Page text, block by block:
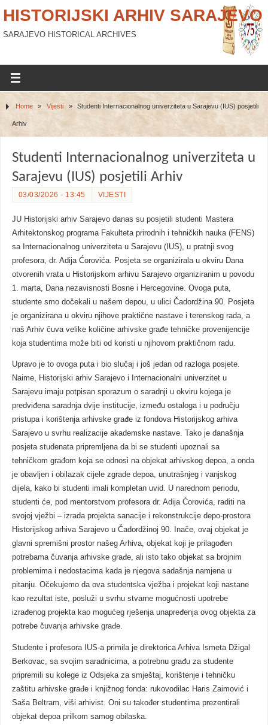
HISTORIJSKI ARHIV SARAJEVO
SARAJEVO HISTORICAL ARCHIVES
Home » Vijesti » Studenti Internacionalnog univerziteta u Sarajevu (IUS) posjetili
Arhiv
Studenti Internacionalnog univerziteta u
Sarajevu (IUS) posjetili Arhiv
03/03/2026 - 13:45 VIJESTI
JU Historijski arhiv Sarajevo danas su posjetili studenti Mastera
Arhitektonskog programa Fakulteta prirodnih i tehničkih nauka (FENS)
sa Internacionalnog univerziteta u Sarajevu (IUS), u pratnji svog
profesora, dr. Adija Ćorovića. Posjeta se organizirala u okviru Dana
otvorenih vrata u Historijskom arhivu Sarajevo organiziranim u povodu
1. marta, Dana nezavisnosti Bosne i Hercegovine. Ovoga puta,
studente smo dočekali u našem depou, u ulici Čadordžina 90. Posjeta
je organizirana u okviru njihove praktične nastave i terenskog rada, a
naš Arhiv čuva velike količine arhivske građe tehničke provenijencije
koja studentima može biti od koristi u njihovom praktičnom radu.
Upravo je to ovoga puta i bio slučaj i još jedan od razloga posjete.
Naime, Historijski arhiv Sarajevo i Internacionalni univerzitet u
Sarajevu imaju potpisan sporazum o saradnji u okviru kojega je
predviđena saradnja dvije institucije, između ostaloga i u području
pristupa i korištenja arhivske građe iz fondova Historijskog arhiva
Sarajevo u svrhu realizacije akademske nastave. Tako je današnja
posjeta studenata pripremljena da bi se studenti upoznali sa
tehničkom građom koja se odnosi na objekat arhivskog depoa, a onda
je obavljen i obilazak cijele zgrade depoa, unutrašnjeg i vanjskog
dijela, kako bi studenti imali kompletan uvid. U narednom periodu,
studenti će, pod mentorstvom profesora dr. Adija Ćorovića, raditi na
svojoj vježbi – izrada projekta sanacije i rekonstrukcije depo-prostora
Historijskog arhiva Sarajevo u Čadordžinoj 90. Inače, ovaj objekat je
glavni spremišni prostor našeg Arhiva, objekat koji je prilagođen
potrebama čuvanja arhivske građe, ali isto tako objekat sa brojnim
problemima i nedostacima kada je njegova sadašnja namjena u
pitanju. Očekujemo da ova studentska vježba i projekat koji nastane
kao rezultat iste, posluži u svrhu stvarne mogućnosti upotrebe
izrađenog projekta kao mogućeg rješenja unapređenja ovog objekta za
potrebe čuvanja arhivske građe.
Studente i profesora IUS-a primila je direktorica Arhiva Ismeta Džigal
Berkovac, sa svojim saradnicima, a potrebnu građu za studente
pripremili su kolege iz Odsjeka za smještaj, korištenje i tehničku
zaštitu arhivske građe i knjižnog fonda: rukovodilac Haris Zaimović i
Saša Beltram, viši arhivist. Oni su također studentima prezentirali
objekat depoa prilkom samog obilaska.